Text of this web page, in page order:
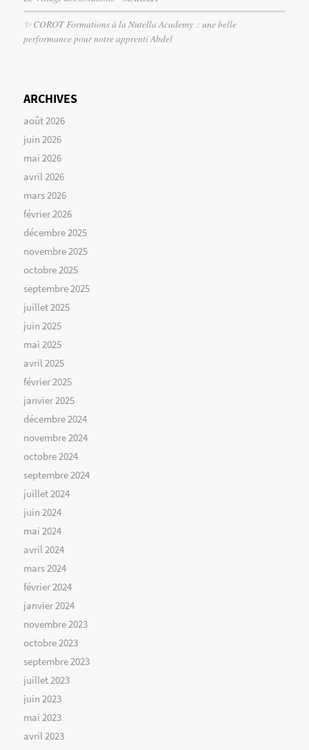
✨ COROT Formations à la Nutella Academy : une belle
performance pour notre apprenti Abdel
ARCHIVES
août 2026
juin 2026
mai 2026
avril 2026
mars 2026
février 2026
décembre 2025
novembre 2025
octobre 2025
septembre 2025
juillet 2025
juin 2025
mai 2025
avril 2025
février 2025
janvier 2025
décembre 2024
novembre 2024
octobre 2024
septembre 2024
juillet 2024
juin 2024
mai 2024
avril 2024
mars 2024
février 2024
janvier 2024
novembre 2023
octobre 2023
septembre 2023
juillet 2023
juin 2023
mai 2023
avril 2023